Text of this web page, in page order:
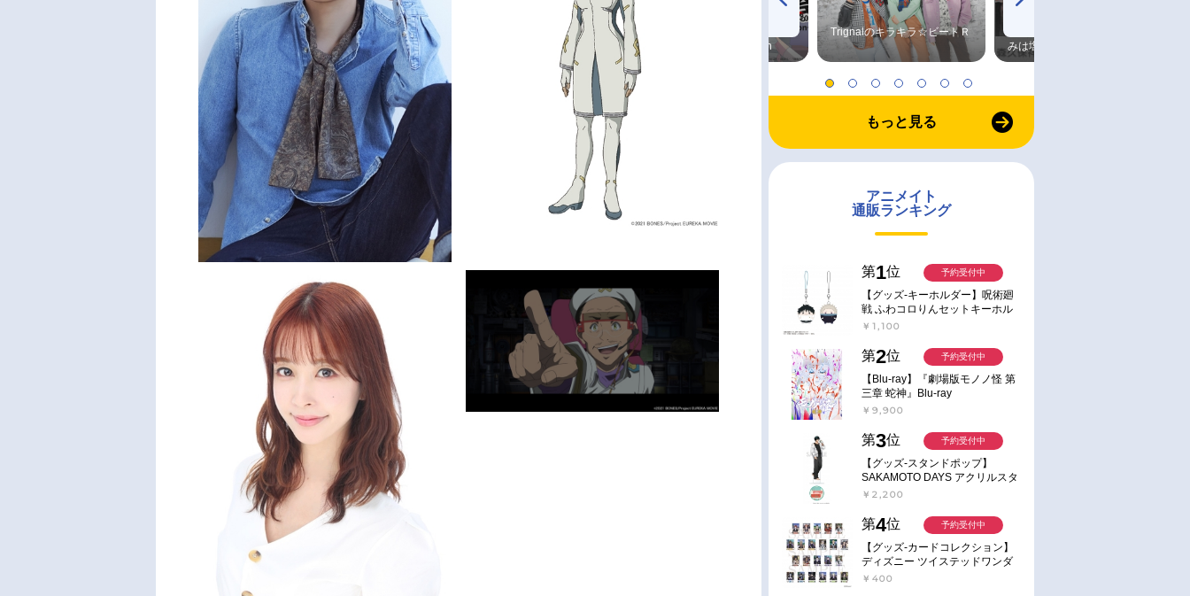
高橋美紀のおんぷの気持ち
♪ in アニメイトタイムズ
radio 大直会 2nd season
Trignalのキラキラ☆ビートＲ
みは塩だけ
もっと見る
アニメイト
通販ランキング
第1位
【グッズ-キーホルダー】呪術廻
戦 ふわコロりんセットキーホル
ダー【アニメイト特典付】
￥1,100
予約受付中
第2位
【Blu-ray】『劇場版モノノ怪 第
三章 蛇神』Blu-ray
￥9,900
予約受付中
第3位
【グッズ-スタンドポップ】
SAKAMOTO DAYS アクリルスタ
ンド～Sunny Afternoon～ 4.南雲
￥2,200
予約受付中
第4位
【グッズ-カードコレクション】
ディズニー ツイステッドワンダ
ーランド ランダムカードコレク
￥400
予約受付中